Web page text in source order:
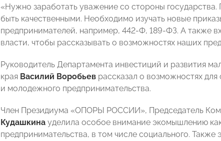
«Нужно заработать уважение со стороны
быть качественными. Необходимо изучать новые
предпринимателей, например, 442-Ф, 189-ФЗ. А также
власти, чтобы рассказывать о возможностях наших
Руководитель Департамента инвестиций и развития
края Василий Воробьев рассказал о возможностях
и молодежного предпринимательства.
Член Президиума «ОПОРЫ РОССИИ», Председатель
Кудашкина уделила особое внимание экомышлению
предпринимательства, в том числе социального.